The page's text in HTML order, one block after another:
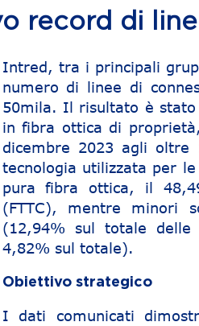
record di
Intred, tra i principali
numero di linee di
50mila. Il risultato è stato
in fibra ottica di
dicembre 2023 agli
tecnologia utilizzata per
pura fibra ottica, il
(FTTC), mentre minori
(12,94% sul totale delle
4,82% sul totale).
Obiettivo strategico
I dati comunicati